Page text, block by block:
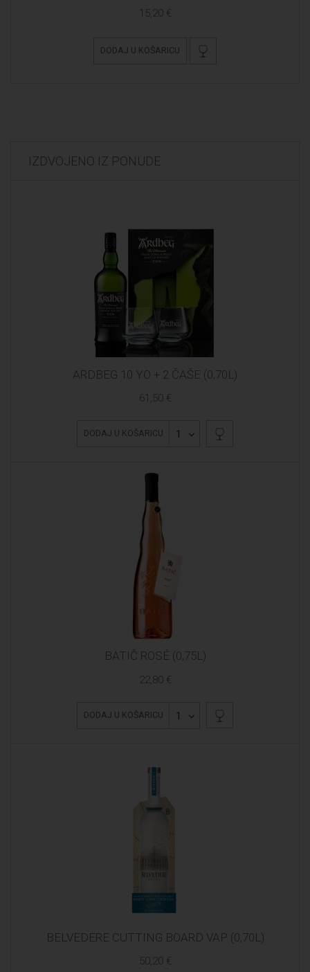
15,20 €
DODAJ U KOŠARICU
IZDVOJENO IZ PONUDE
ARDBEG 10 YO + 2 ČAŠE (0,70L)
61,50 €
DODAJ U KOŠARICU 1
BATIČ ROSÉ (0,75L)
22,80 €
DODAJ U KOŠARICU 1
BELVEDERE CUTTING BOARD VAP (0,70L)
50,20 €